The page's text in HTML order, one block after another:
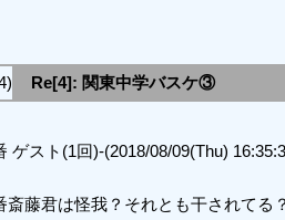
Re[4]: 関東中学バスケ③
ゲスト(1回)-(2018/08/09(Thu)
斎藤君は怪我？それとも干されてる？